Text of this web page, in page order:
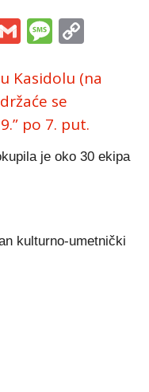
Gmail
Kasidolu (na
se
po 7. put.
je oko 30 ekipa
kulturno-umetnički